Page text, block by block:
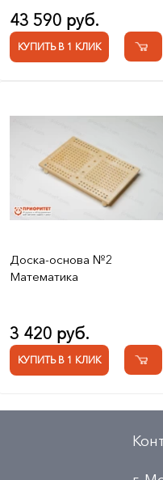
43 590 руб.
КУПИТЬ В 1 КЛИК
Доска-основа №2
Математика
3 420 руб.
КУПИТЬ В 1 КЛИК